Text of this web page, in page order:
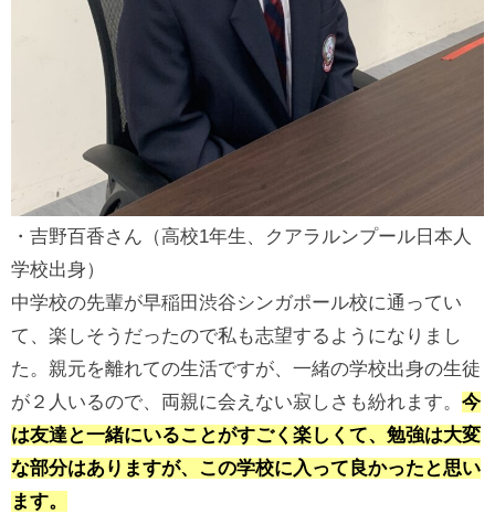
・吉野百香さん（高校1年生、クアラルンプール日本人
学校出身）
中学校の先輩が早稲田渋谷シンガポール校に通ってい
て、楽しそうだったので私も志望するようになりまし
た。親元を離れての生活ですが、一緒の学校出身の生徒
が２人いるので、両親に会えない寂しさも紛れます。 今
は友達と一緒にいることがすごく楽しくて、勉強は大変
な部分はありますが、この学校に入って良かったと思い
ます。